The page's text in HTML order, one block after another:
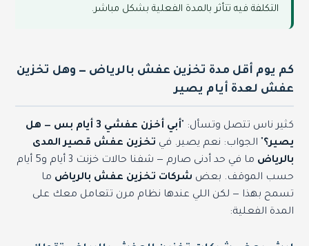
التكلفة فيه تتأثر بالمدة الفعلية بشكل مباشر.
كم يوم أقل مدة تخزين عفش بالرياض — وهل تخزين
عفش لعدة أيام يصير
كثير ناس تتصل وتسأل: "
أبي أخزن عفشي 3 أيام بس — هل
يصير؟ " الجواب: نعم يصير. في تخزين عفش قصير المدى
بالرياض
ما في حد أدنى صارم — شفنا حالات خزنت 3 أيام و5 أيام
حسب الموقف. بعض شركات تخزين عفش بالرياض ما
تسمح بهذا — لكن اللي عندها نظام مرن تتعامل معك على
المدة الفعلية: